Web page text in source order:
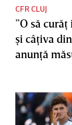
CFR CLUJ
”O să
şi câţiva
anunţă